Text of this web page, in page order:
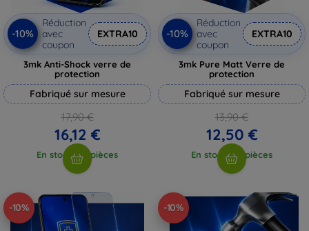
-10%
Réduction
avec
coupon
EXTRA10
3mk Anti-Shock verre de
protection
Fabriqué sur mesure
17,90 €
16,12 €
En stock > 5 pièces
-10%
Réduction
avec
coupon
EXTRA10
3mk Pure Matt Verre de
protection
Fabriqué sur mesure
13,90 €
12,50 €
En stock > 5 pièces
-10% -10%